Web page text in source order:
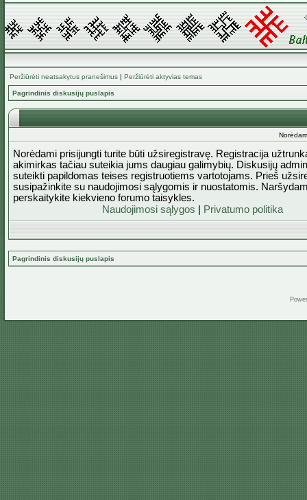
Peržiūrėti neatsakytus pranešimus | Peržiūrėti aktyvias temas
Pagrindinis diskusijų puslapis
Norėdami prisijungti turite būti užsiregistravę. Registracija
akimirkas tačiau suteikia jums daugiau galimybių. Diskusijų
suteikti papildomas teises registruotiems vartotojams. Prieš
susipažinkite su naudojimosi sąlygomis ir nuostatomis.
perskaitykite kiekvieno forumo taisykles.
Naudojimosi sąlygos
Privatumo politika
Pagrindinis diskusijų puslapis